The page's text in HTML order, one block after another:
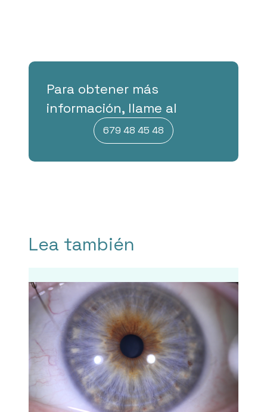
Para obtener más
información, llame al
679 48 45 48
Lea también